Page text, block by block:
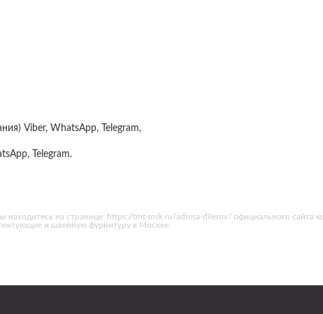
Viber, WhatsApp, Telegram,
Telegram.
на странице: https://tmt-msk.ru/adresa-dilerov/ официального сайта
и швейную фурнитуру в Москве.